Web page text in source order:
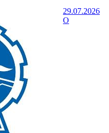
29.07.2026
О